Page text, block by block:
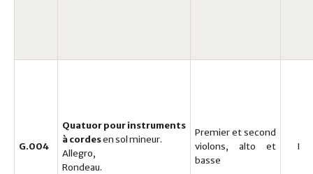
G.004
Quatuor pour instruments
à cordesen sol mineur.
Allegro,
Rondeau.
Premier et second
violons, alto et
basse
I